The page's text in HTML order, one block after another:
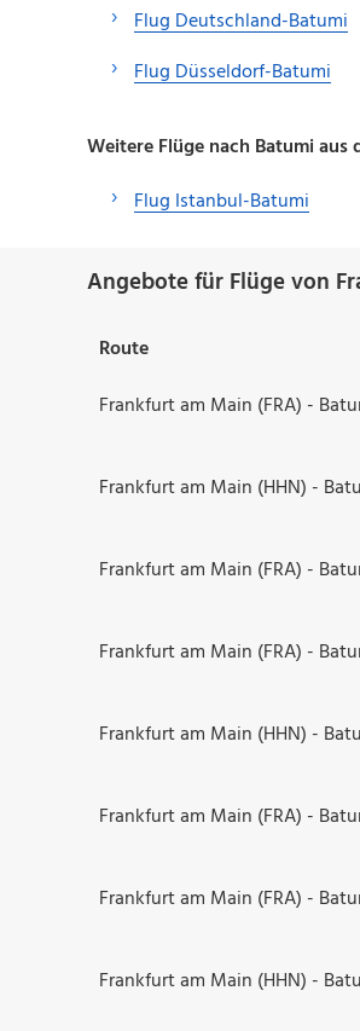
Flug Deutschland-Batumi
Flug Düsseldorf-Batumi
Weitere Flüge nach Batumi aus
Flug Istanbul-Batumi
Angebote für Flüge von
Route
Frankfurt am Main (FRA) -
Frankfurt am Main (HHN) -
Frankfurt am Main (FRA) -
Frankfurt am Main (FRA) -
Frankfurt am Main (HHN) -
Frankfurt am Main (FRA) -
Frankfurt am Main (FRA) -
Frankfurt am Main (HHN) -